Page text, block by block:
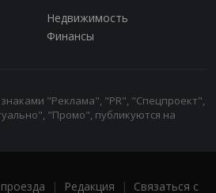
Недвижимость
Финансы
"Реклама", "PR", "Спецпроект",
"Промо", публикуются на
| Редакция | Связаться с